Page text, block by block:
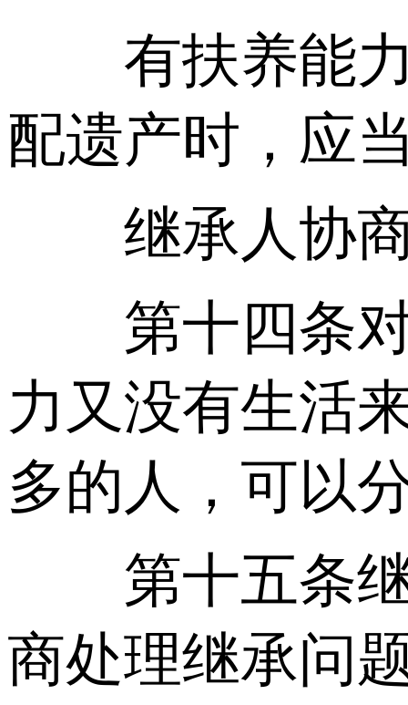
有扶养能力
配遗产时，应
继承人协商
第十四条对
力又没有生活
多的人，可以
第十五条继
商处理继承问